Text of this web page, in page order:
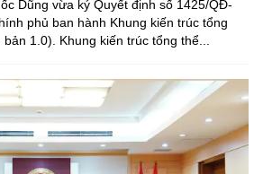
Dũng vừa ký Quyết định số 1425/QĐ-
phủ ban hành Khung kiến trúc tổng
1.0). Khung kiến trúc tổng thể...